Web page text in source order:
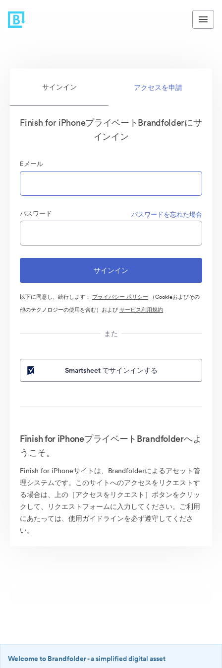
サインイン アクセスを申請
Finish for iPhoneプライベートBrandfolderにサ
インイン
Eメール
パスワード パスワードを忘れた場合
以下に同意し、続行します： プライバシー ポリシー （Cookieおよびその
他のテクノロジーの使用を含む）およびサービス利用規約
また
Smartsheet でサインインする
Finish for iPhoneプライベートBrandfolderへよ
うこそ。
Finish for iPhoneサイトは、Brandfolderによるアセット管
理システムです。このサイトへのアクセスをリクエストす
る場合は、上の［アクセスをリクエスト］ボタンをクリッ
クして、リクエストフォームに入力してください。ご利用
にあたっては、使用ガイドラインを必ず遵守してくださ
い。
Welcome to Brandfolder- a simplified digital asset